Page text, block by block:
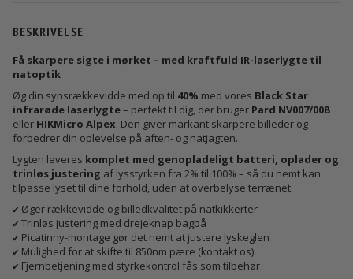
BESKRIVELSE
Få skarpere sigte i mørket – med kraftfuld IR-laserlygte til
natoptik
Øg din synsrækkevidde med op til 40% med vores Black Star
infrarøde laserlygte– perfekt til dig, der bruger Pard NV007/008
eller HIKMicro Alpex. Den giver markant skarpere billeder og
forbedrer din oplevelse på aften- og natjagten.
Lygten leveres komplet med genopladeligt batteri, oplader og
trinløs justering af lysstyrken fra 2% til 100% – så du nemt kan
tilpasse lyset til dine forhold, uden at overbelyse terrænet.
✔ Øger rækkevidde og billedkvalitet på natkikkerter
✔ Trinløs justering med drejeknap bagpå
✔ Picatinny-montage gør det nemt at justere lyskeglen
✔ Mulighed for at skifte til 850nm pære (kontakt os)
✔ Fjernbetjening med styrkekontrol fås som tilbehør